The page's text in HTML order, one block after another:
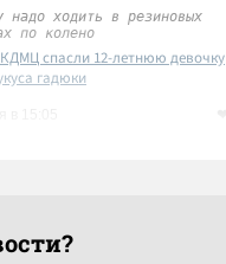
надо ходить в резиновых
по колено
спасли 12-летнюю девочку
гадюки